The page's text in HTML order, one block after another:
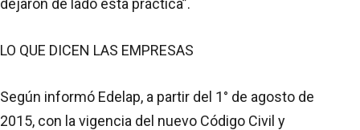
LO QUE DICEN LAS EMPRESAS
Según informó Edelap, a partir del 1° de agosto de
2015, con la vigencia del nuevo Código Civil y